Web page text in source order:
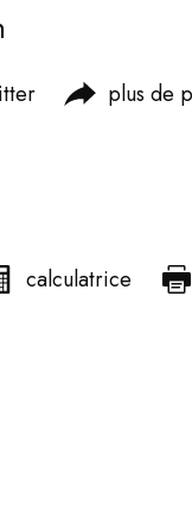
plus de
calculatrice